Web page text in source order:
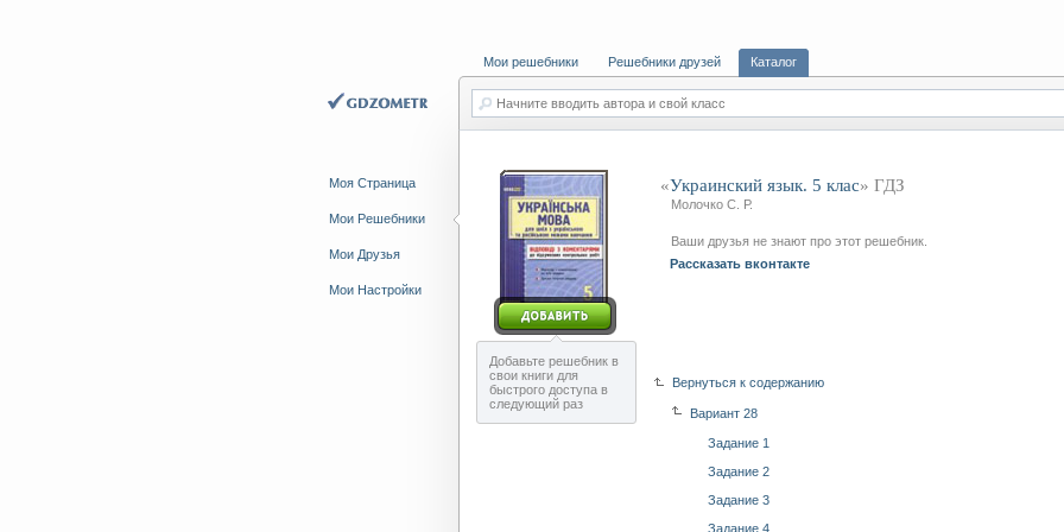
Моя Страница
Мои Решебники
Мои Друзья
Мои Настройки
Мои решебники Решебники друзей Каталог
Начните вводить автора и свой класс
Добавьте решебник в
свои книги для
быстрого доступа в
следующий раз
«Украинский язык. 5 клас» ГДЗ
Молочко С. Р.
Ваши друзья не знают про этот решебник.
Рассказать вконтакте
Вернуться к содержанию
Вариант 28
Задание 1
Задание 2
Задание 3
Задание 4